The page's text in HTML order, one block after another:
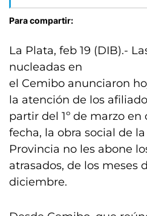
Para compartir:
La Plata, feb 19 (DIB).-
nucleadas en
el Cemibo anunciaron
la atención de los
partir del 1º de marzo en
fecha, la obra social de la
Provincia no les abone
atrasados, de los meses
diciembre.